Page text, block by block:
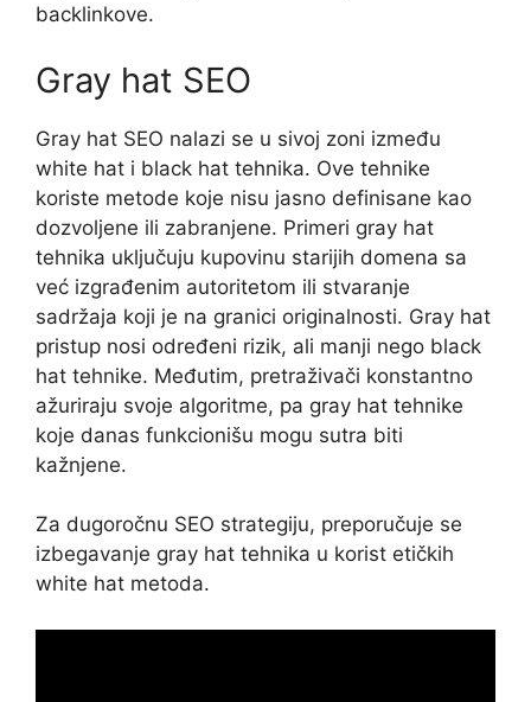
backlinkove.
Gray hat SEO
Gray hat SEO nalazi se u sivoj zoni između
white hat i black hat tehnika. Ove tehnike
koriste metode koje nisu jasno definisane kao
dozvoljene ili zabranjene. Primeri gray hat
tehnika uključuju kupovinu starijih domena sa
već izgrađenim autoritetom ili stvaranje
sadržaja koji je na granici originalnosti. Gray hat
pristup nosi određeni rizik, ali manji nego black
hat tehnike. Međutim, pretraživači konstantno
ažuriraju svoje algoritme, pa gray hat tehnike
koje danas funkcionišu mogu sutra biti
kažnjene.
Za dugoročnu SEO strategiju, preporučuje se
izbegavanje gray hat tehnika u korist etičkih
white hat metoda.